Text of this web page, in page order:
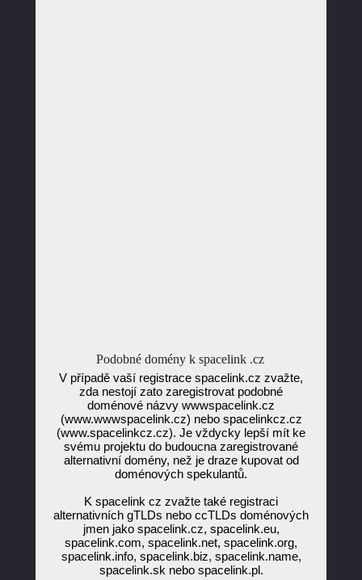
Podobné domény k spacelink .cz
V případě vaší registrace spacelink.cz zvažte,
zda nestojí zato zaregistrovat podobné
doménové názvy wwwspacelink.cz
(www.wwwspacelink.cz) nebo spacelinkcz.cz
(www.spacelinkcz.cz). Je vždycky lepší mít ke
svému projektu do budoucna zaregistrované
alternativní domény, než je draze kupovat od
doménových spekulantů.
K spacelink cz zvažte také registraci
alternativních gTLDs nebo ccTLDs doménových
jmen jako spacelink.cz, spacelink.eu,
spacelink.com, spacelink.net, spacelink.org,
spacelink.info, spacelink.biz, spacelink.name,
spacelink.sk nebo spacelink.pl.